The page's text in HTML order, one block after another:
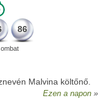
86
Malvina költőnő.
Ezen a napon